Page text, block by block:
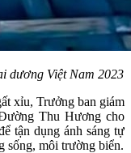
dương Việt Nam 2023
xỉu, Trưởng ban giám
Thu Hương cho
tận dụng ánh sáng tự
sống, môi trường biển.